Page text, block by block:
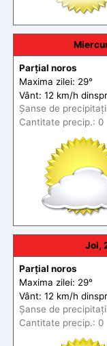
Parțial noros
Maxima zilei: 29°
Vânt: 12 km/h din
Șanse de precip
Cantitate precip.: 0
Joi,
Parțial noros
Maxima zilei: 29°
Vânt: 12 km/h din
Șanse de precip
Cantitate precip.: 0